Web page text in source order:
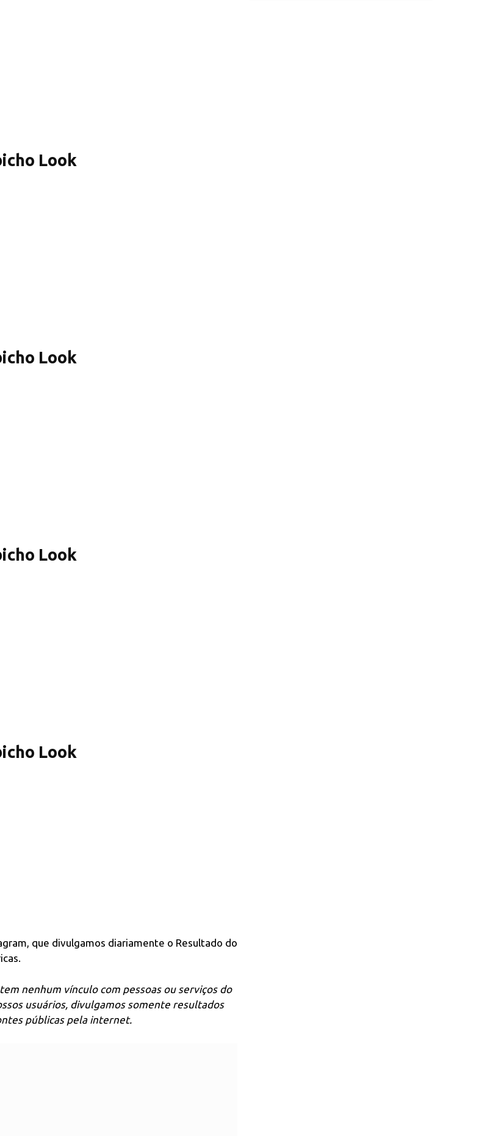
Look
Look
Look
Look
que divulgamos diariamente o Resultado do
nenhum vínculo com pessoas ou serviços do
usuários, divulgamos somente resultados
públicas pela internet.